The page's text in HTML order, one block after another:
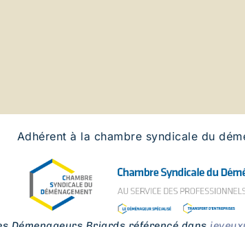
Adhérent à la chambre syndicale du